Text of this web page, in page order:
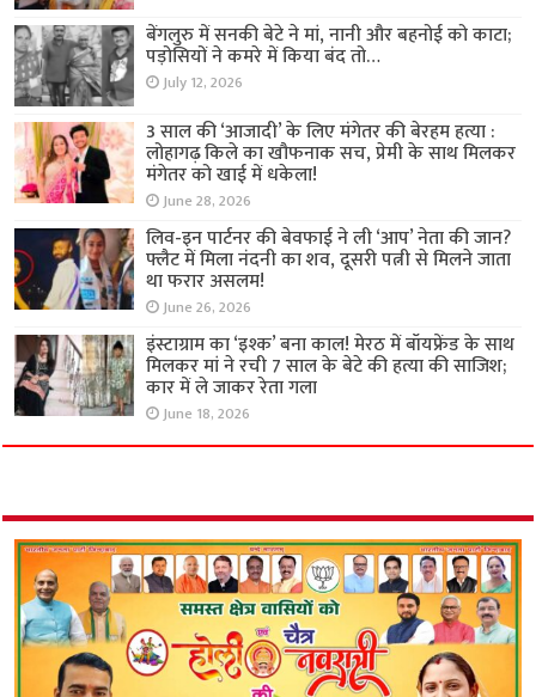
बेंगलुरु में सनकी बेटे ने मां, नानी और बहनोई को काटा;
पड़ोसियों ने कमरे में किया बंद तो…
July 12, 2026
3 साल की ‘आजादी’ के लिए मंगेतर की बेरहम हत्या :
लोहागढ़ किले का खौफनाक सच, प्रेमी के साथ मिलकर
मंगेतर को खाई में धकेला!
June 28, 2026
लिव-इन पार्टनर की बेवफाई ने ली ‘आप’ नेता की जान?
फ्लैट में मिला नंदनी का शव, दूसरी पत्नी से मिलने जाता
था फरार असलम!
June 26, 2026
इंस्टाग्राम का ‘इश्क’ बना काल! मेरठ में बॉयफ्रेंड के साथ
मिलकर मां ने रची 7 साल के बेटे की हत्या की साजिश;
कार में ले जाकर रेता गला
June 18, 2026